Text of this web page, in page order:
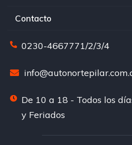
Contacto
0230-4667771/2/3/4
De 10 a 18 - Todos los
y Feriados